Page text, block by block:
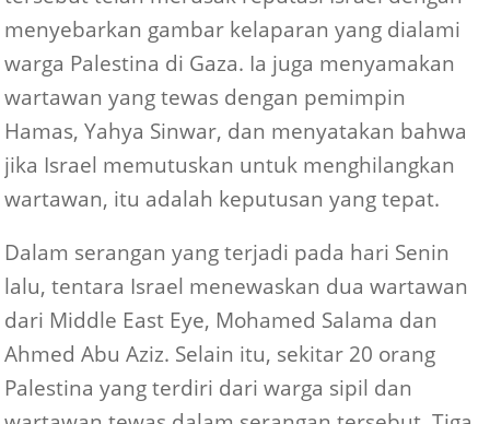
diduduki, mengatakan bahwa wartawan
tersebut telah merusak reputasi Israel dengan
menyebarkan gambar kelaparan yang dialami
warga Palestina di Gaza. Ia juga menyamakan
wartawan yang tewas dengan pemimpin
Hamas, Yahya Sinwar, dan menyatakan bahwa
jika Israel memutuskan untuk menghilangkan
wartawan, itu adalah keputusan yang tepat.
Dalam serangan yang terjadi pada hari Senin
lalu, tentara Israel menewaskan dua wartawan
dari Middle East Eye, Mohamed Salama dan
Ahmed Abu Aziz. Selain itu, sekitar 20 orang